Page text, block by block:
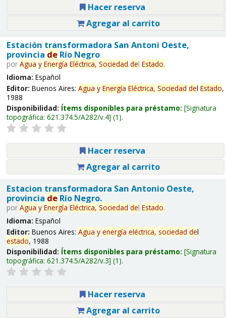
Hacer reserva
Agregar al carrito
Estación transformadora San Antoni Oeste,
provincia deRío Negro
por Agua y Energía Eléctrica, Sociedad del Estado.
Idioma: Español
Editor: Buenos Aires: Agua y Energía Eléctrica, Sociedad del Estado,
1988
Disponibilidad: Ítems disponibles para préstamo: Signatura
topográfica: 621.374.5/A282/v.4 (1).
Hacer reserva
Agregar al carrito
Estacion transformadora San Antonio Oeste,
provincia deRío Negro.
por Agua y Energía Eléctrica, Sociedad del Estado.
Idioma: Español
Editor: Buenos Aires: Agua y energía eléctrica, sociedad del
estado, 1988
Disponibilidad: Ítems disponibles para préstamo: Signatura
topográfica: 621.374.5/A282/v.3 (1).
Hacer reserva
Agregar al carrito